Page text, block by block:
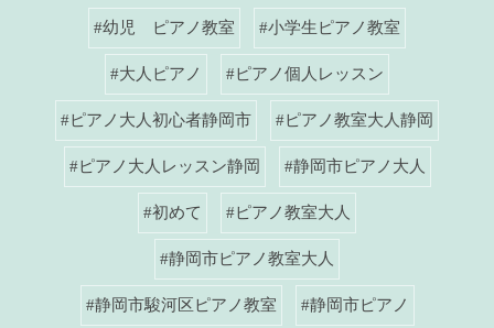
#幼児 ピアノ教室 #小学生ピアノ教室
#大人ピアノ #ピアノ個人レッスン
#ピアノ大人初心者静岡市 #ピアノ教室大人静岡
#ピアノ大人レッスン静岡 #静岡市ピアノ大人
#初めて #ピアノ教室大人
#静岡市ピアノ教室大人
#静岡市駿河区ピアノ教室 #静岡市ピアノ